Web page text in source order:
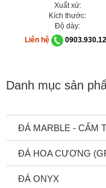
Xuất xứ:
Kích thước:
Độ dày:
Liên hệ
Danh mục sản
ĐÁ MARBLE - CẨM
ĐÁ HOA CƯƠNG
ĐÁ ONYX